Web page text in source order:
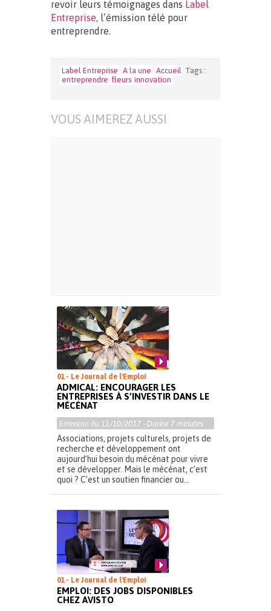
revoir leurs témoignages dans Label
Entreprise, l’émission télé pour
entreprendre.
Label Entreprise A la une Accueil Tags :
entreprendre fleurs innovation
VOUS AIMEREZ AUSSI
01 - Le Journal de l'Emploi
ADMICAL: ENCOURAGER LES
ENTREPRISES À S’INVESTIR DANS LE
MÉCÉNAT
Emission du 11/10/2017 - Durée 7 minutes
Associations, projets culturels, projets de
recherche et développement ont
aujourd’hui besoin du mécénat pour vivre
et se développer. Mais le mécénat, c’est
quoi ? C’est un soutien financier ou...
01 - Le Journal de l'Emploi
EMPLOI: DES JOBS DISPONIBLES
CHEZ AVISTO